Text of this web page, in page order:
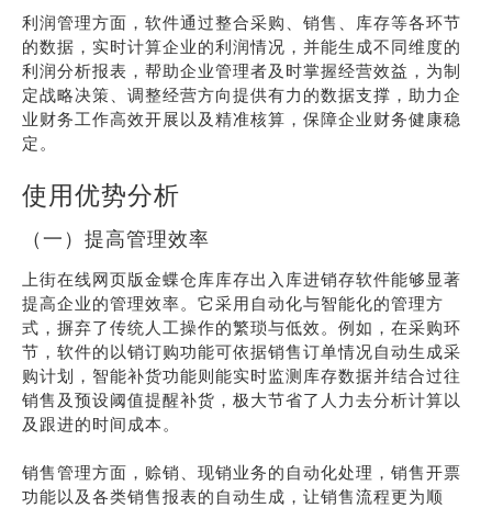
利润管理方面，软件通过整合采购、销售、库存等各环节
的数据，实时计算企业的利润情况，并能生成不同维度的
利润分析报表，帮助企业管理者及时掌握经营效益，为制
定战略决策、调整经营方向提供有力的数据支撑，助力企
业财务工作高效开展以及精准核算，保障企业财务健康稳
定。
使用优势分析
（一）提高管理效率
上街在线网页版金蝶仓库库存出入库进销存软件能够显著
提高企业的管理效率。它采用自动化与智能化的管理方
式，摒弃了传统人工操作的繁琐与低效。例如，在采购环
节，软件的以销订购功能可依据销售订单情况自动生成采
购计划，智能补货功能则能实时监测库存数据并结合过往
销售及预设阈值提醒补货，极大节省了人力去分析计算以
及跟进的时间成本。
销售管理方面，赊销、现销业务的自动化处理，销售开票
功能以及各类销售报表的自动生成，让销售流程更为顺